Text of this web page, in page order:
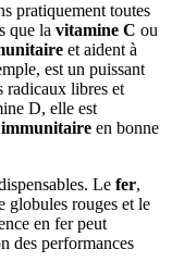
pratiquement toutes
que la vitamine C ou
et aident à
est un puissant
radicaux libres et
D, elle est
immunitaire en bonne
Le fer,
globules rouges et le
en fer peut
des performances